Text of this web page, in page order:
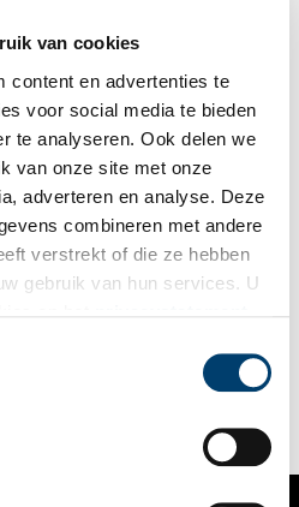
van cookies
content en advertenties te
voor social media te bieden
te analyseren. Ook delen we
van onze site met onze
adverteren en analyse. Deze
combineren met andere
verstrekt of die ze hebben
gebruik van hun services. U
en bizarre machines. Je kijkt je
Vereniging Wormerveer
organiseert op vrijdag
lichtjesavond op de Oude
is de begraafplaats